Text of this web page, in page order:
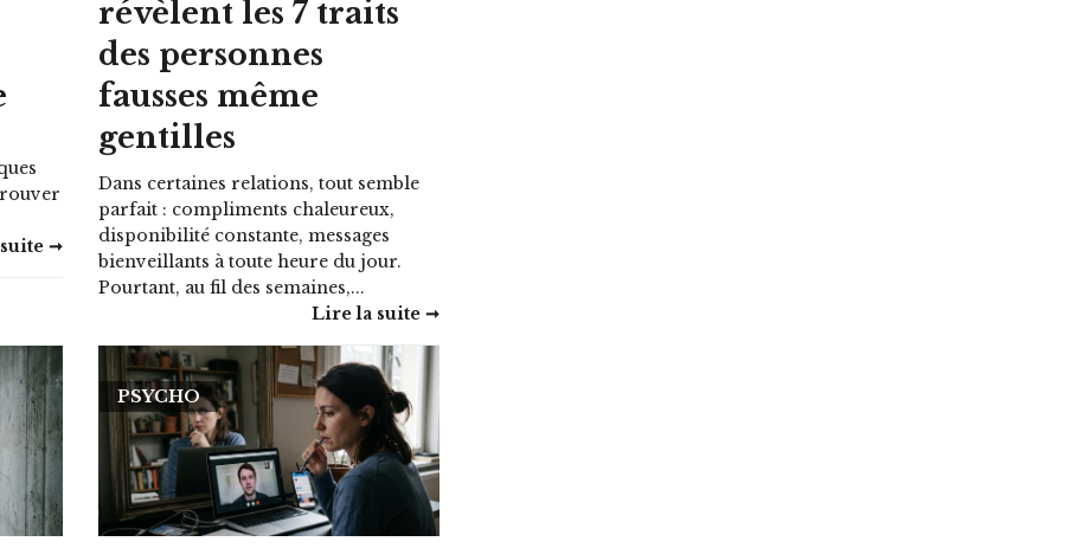
➞
révèlent les 7 traits
des personnes
fausses même
gentilles
Dans certaines relations, tout semble
parfait : compliments chaleureux,
disponibilité constante, messages
bienveillants à toute heure du jour.
Pourtant, au fil des semaines,...
Lire la suite ➞
PSYCHO